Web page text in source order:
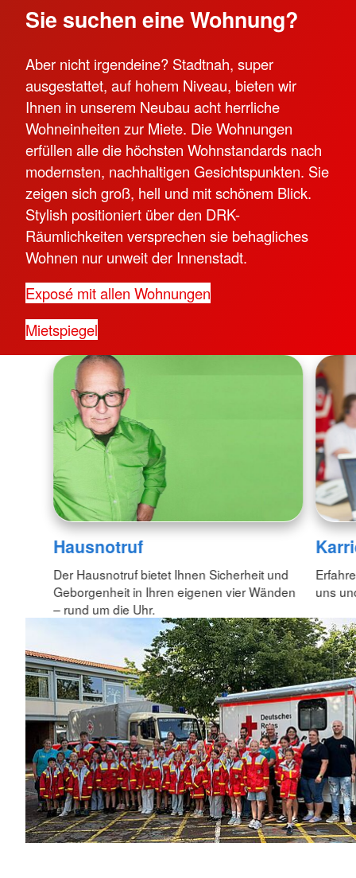
Sie suchen eine Wohnung?
Aber nicht irgendeine? Stadtnah, super
ausgestattet, auf hohem Niveau, bieten wir
Ihnen in unserem Neubau acht herrliche
Wohneinheiten zur Miete. Die Wohnungen
erfüllen alle die höchsten Wohnstandards nach
modernsten, nachhaltigen Gesichtspunkten. Sie
zeigen sich groß, hell und mit schönem Blick.
Stylish positioniert über den DRK-
Räumlichkeiten versprechen sie behagliches
Wohnen nur unweit der Innenstadt.
Exposé mit allen Wohnungen
Mietspiegel
Hausnotruf
Der Hausnotruf bietet Ihnen Sicherheit und
Geborgenheit in Ihren eigenen vier Wänden
– rund um die Uhr.
uns